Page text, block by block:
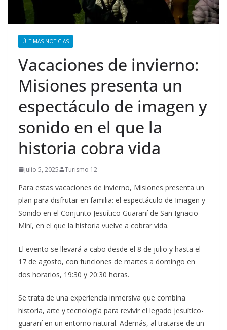
ÚLTIMAS NOTICIAS
Vacaciones de invierno:
Misiones presenta un
espectáculo de imagen y
sonido en el que la
historia cobra vida
julio 5, 2025 Turismo 12
Para estas vacaciones de invierno, Misiones presenta un
plan para disfrutar en familia: el espectáculo de Imagen y
Sonido en el Conjunto Jesuítico Guaraní de San Ignacio
Miní, en el que la historia vuelve a cobrar vida.
El evento se llevará a cabo desde el 8 de julio y hasta el
17 de agosto, con funciones de martes a domingo en
dos horarios, 19:30 y 20:30 horas.
Se trata de una experiencia inmersiva que combina
historia, arte y tecnología para revivir el legado jesuítico-
guaraní en un entorno natural. Además, al tratarse de un